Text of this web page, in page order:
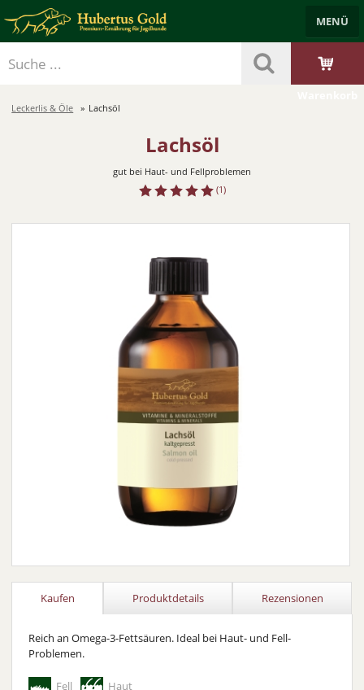
Händlerbereich Benutzerkonto Merkzettel
Zubehör
MENÜ
Leckerlis & Öle Lachsöl
Lachsöl
gut bei Haut- und Fellproblemen
(1)
Kaufen Produktdetails Rezensionen
Reich an Omega-3-Fettsäuren. Ideal bei Haut- und Fell-
Problemen.